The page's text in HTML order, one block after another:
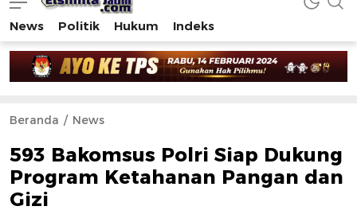
News Politik Hukum Indeks
Beranda News
593 Bakomsus Polri Siap Dukung
Program Ketahanan Pangan dan
Gizi